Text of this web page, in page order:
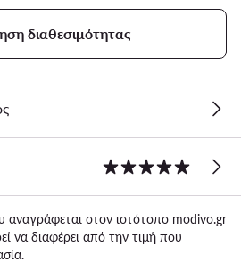
διαθεσιμότητας
αναγράφεται στον ιστότοπο modivo.gr
να διαφέρει από την τιμή που